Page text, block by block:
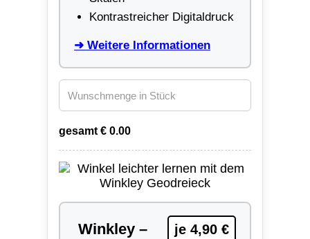
Kontrastreicher Digitaldruck
➜ Weitere Informationen
gesamt € 0.00
Winkley –
je 4,90 €